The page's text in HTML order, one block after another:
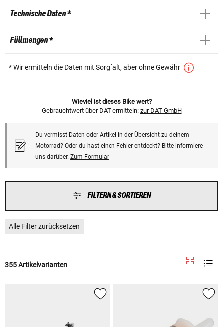
Technische Daten *
Füllmengen *
* Wir ermitteln die Daten mit Sorgfalt, aber ohne Gewähr
Wieviel ist dieses Bike wert?
Gebrauchtwert über DAT ermitteln: zur DAT GmbH
Du vermisst Daten oder Artikel in der Übersicht zu deinem
Motorrad? Oder du hast einen Fehler entdeckt? Bitte informiere
uns darüber. Zum Formular
FILTERN & SORTIEREN
Alle Filter zurücksetzen
355 Artikelvarianten